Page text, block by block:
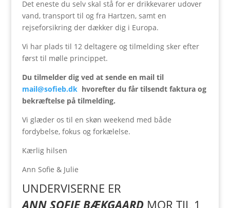
Det eneste du selv skal stå for er drikkevarer udover
vand, transport til og fra Hartzen, samt en
rejseforsikring der dækker dig i Europa.
Vi har plads til 12 deltagere og tilmelding sker efter
først til mølle princippet.
Du tilmelder dig ved at sende en mail til
mail@sofieb.dkhvorefter du får tilsendt faktura og
bekræftelse på tilmelding.
Vi glæder os til en skøn weekend med både
fordybelse, fokus og forkælelse.
Kærlig hilsen
Ann Sofie & Julie
UNDERVISERNE ER
ANN SOFIE BÆKGAARD MOR TIL 1